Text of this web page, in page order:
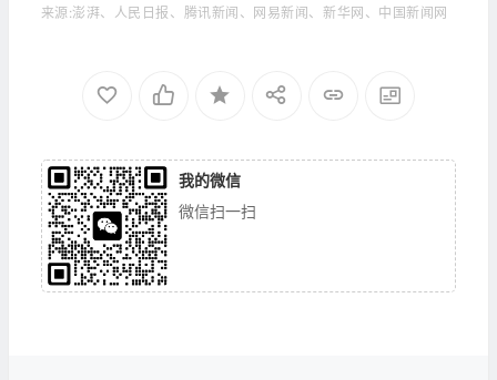
来源:澎湃、人民日报、腾讯新闻、网易新闻、新华网、中国新闻网
我的微信
微信扫一扫